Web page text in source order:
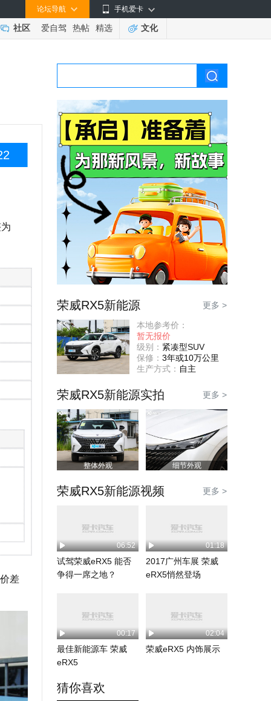
手机爱卡
论坛导航
社区 爱自驾 热帖 精选 文化
差
荣威RX5新能源 更多 >
本地参考价：
暂无报价
级别： 紧凑型SUV
保修： 3年或10万公里
生产方式： 自主
荣威RX5新能源实拍 更多 >
整体外观 细节外观
荣威RX5新能源视频 更多 >
06:52
试驾荣威eRX5 能否
争得一席之地？
01:18
2017广州车展 荣威
eRX5悄然登场
00:17
最佳新能源车 荣威
eRX5
02:04
荣威eRX5 内饰展示
猜你喜欢